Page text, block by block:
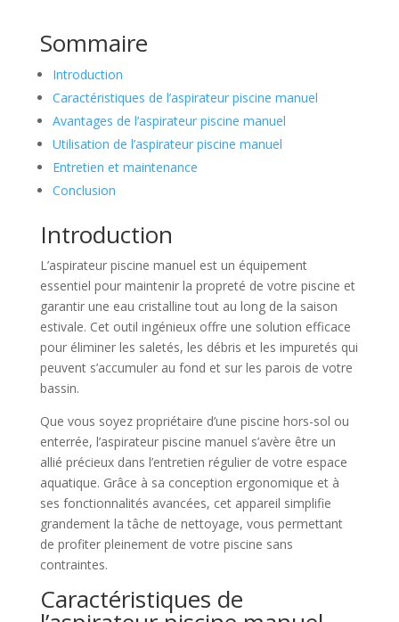
Sommaire
Introduction
Caractéristiques de l’aspirateur piscine manuel
Avantages de l’aspirateur piscine manuel
Utilisation de l’aspirateur piscine manuel
Entretien et maintenance
Conclusion
Introduction
L’aspirateur piscine manuel est un équipement
essentiel pour maintenir la propreté de votre piscine et
garantir une eau cristalline tout au long de la saison
estivale. Cet outil ingénieux offre une solution efficace
pour éliminer les saletés, les débris et les impuretés qui
peuvent s’accumuler au fond et sur les parois de votre
bassin.
Que vous soyez propriétaire d’une piscine hors-sol ou
enterrée, l’aspirateur piscine manuel s’avère être un
allié précieux dans l’entretien régulier de votre espace
aquatique. Grâce à sa conception ergonomique et à
ses fonctionnalités avancées, cet appareil simplifie
grandement la tâche de nettoyage, vous permettant
de profiter pleinement de votre piscine sans
contraintes.
Caractéristiques de